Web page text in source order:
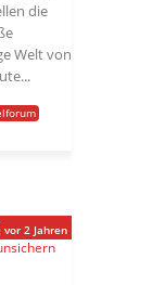
die
Welt von
vor 2 Jahren